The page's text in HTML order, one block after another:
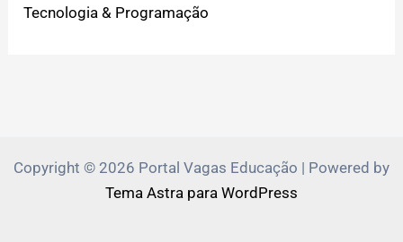
Tecnologia & Programação
Copyright © 2026 Portal Vagas Educação | Powered by
Tema Astra para WordPress